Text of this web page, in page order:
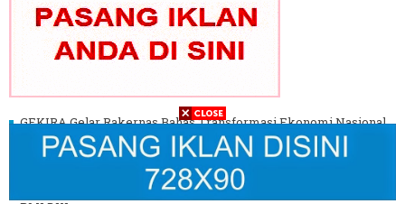
GEKIRA Gelar Rakernas Bahas Transformasi Ekonomi Nasional
Era Prabowo
Gus Ibi Dukung Gus Muhaimin Pimpin PBNU ke Depan
Aliah Sayuti Soroti Pentingnya Kapabilitas Wapres di Pelantikan